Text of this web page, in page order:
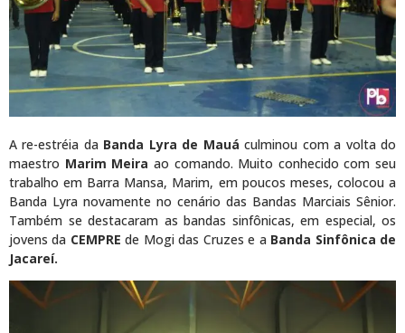
A re-estréia da Banda Lyra de Mauá culminou com a volta do
maestro Marim Meira ao comando. Muito conhecido com seu
trabalho em Barra Mansa, Marim, em poucos meses, colocou a
Banda Lyra novamente no cenário das Bandas Marciais Sênior.
Também se destacaram as bandas sinfônicas, em especial, os
jovens da CEMPRE de Mogi das Cruzes e a Banda Sinfônica de
Jacareí.